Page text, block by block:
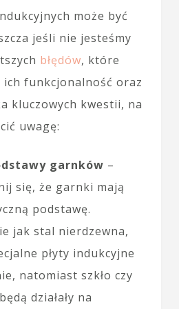
może być
jeśli nie jesteśmy
błędów, które
ich funkcjonalność oraz
kluczowych kwestii, na
uwagę:
garnków –
się, że garnki mają
podstawę.
jak stal nierdzewna,
płyty indukcyjne
natomiast szkło czy
działały na